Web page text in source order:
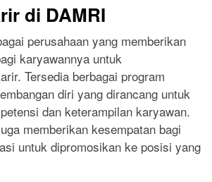
di DAMRI
perusahaan yang memberikan
karyawannya untuk
Tersedia berbagai program
diri yang dirancang untuk
dan keterampilan karyawan.
memberikan kesempatan bagi
untuk dipromosikan ke posisi yang